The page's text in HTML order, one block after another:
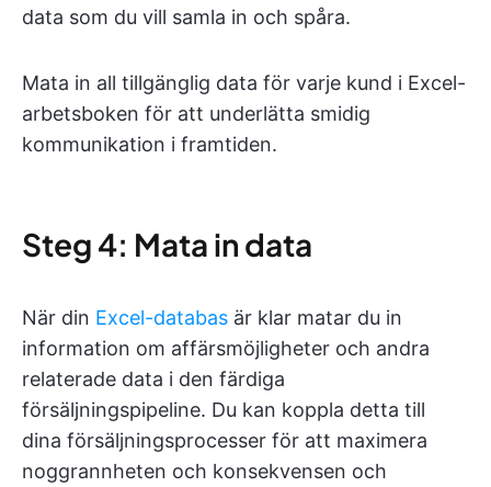
data som du vill samla in och spåra.
Mata in all tillgänglig data för varje kund i Excel-
arbetsboken för att underlätta smidig
kommunikation i framtiden.
Steg 4: Mata in data
När din Excel-databas är klar matar du in
information om affärsmöjligheter och andra
relaterade data i den färdiga
försäljningspipeline. Du kan koppla detta till
dina försäljningsprocesser för att maximera
noggrannheten och konsekvensen och